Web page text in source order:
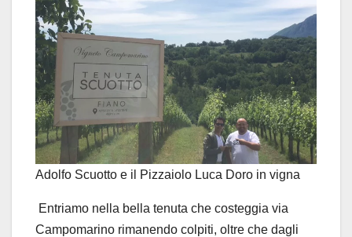
Adolfo Scuotto e il Pizzaiolo Luca Doro in vigna
Entriamo nella bella tenuta che costeggia via
Campomarino rimanendo colpiti, oltre che dagli